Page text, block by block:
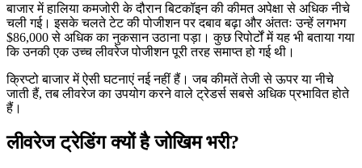
बाजार में हालिया कमजोरी के दौरान बिटकॉइन की कीमत अपेक्षा से अधिक नीचे
चली गई। इसके चलते टेट की पोजीशन पर दबाव बढ़ा और अंततः उन्हें लगभग
$86,000 से अधिक का नुकसान उठाना पड़ा। कुछ रिपोर्टों में यह भी बताया गया
कि उनकी एक उच्च लीवरेज पोजीशन पूरी तरह समाप्त हो गई थी।
क्रिप्टो बाजार में ऐसी घटनाएं नई नहीं हैं। जब कीमतें तेजी से ऊपर या नीचे
जाती हैं, तब लीवरेज का उपयोग करने वाले ट्रेडर्स सबसे अधिक प्रभावित होते
हैं।
लीवरेज ट्रेडिंग क्यों है जोखिम भरी?